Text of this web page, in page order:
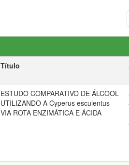
Título
ESTUDO COMPARATIVO DE ÁLCOOL
UTILIZANDO A Cyperus esculentus
VIA ROTA ENZIMÁTICA E ÁCIDA